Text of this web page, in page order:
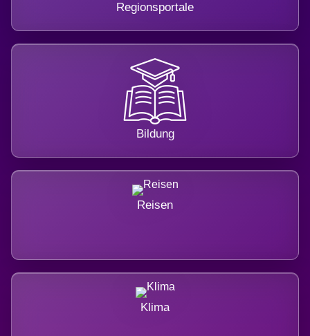
Regionsportale
Bildung
Reisen
Klima